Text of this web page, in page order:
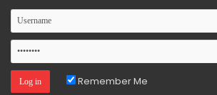
Remember Me